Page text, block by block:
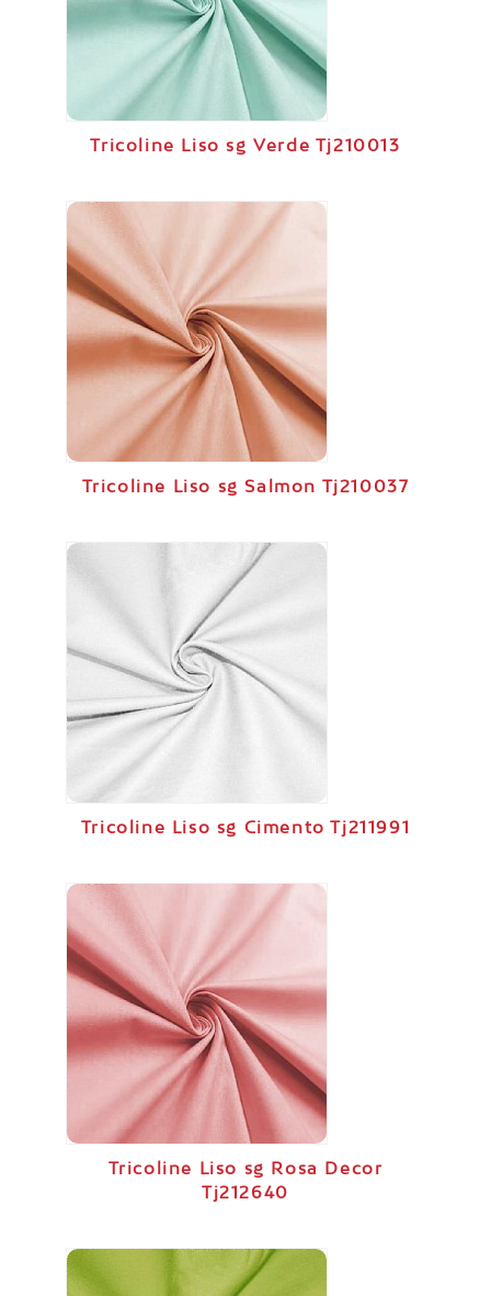
Tricoline Liso sg Verde Tj210013
Tricoline Liso sg Salmon Tj210037
Tricoline Liso sg Cimento Tj211991
Tricoline Liso sg Rosa Decor
Tj212640